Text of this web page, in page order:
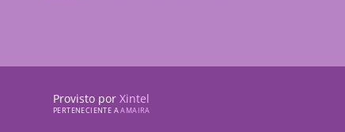
Provisto por Xintel
PERTENECIENTE AAMAIRA